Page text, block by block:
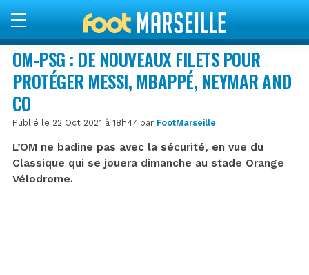
OM-PSG : DE NOUVEAUX FILETS POUR
PROTÉGER MESSI, MBAPPÉ, NEYMAR AND
CO
Publié le 22 Oct 2021 à 18h47 par FootMarseille
L’OM ne badine pas avec la sécurité, en vue du
Classique qui se jouera dimanche au stade Orange
Vélodrome.